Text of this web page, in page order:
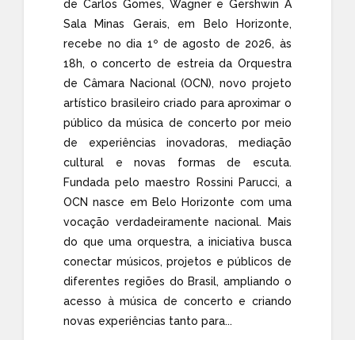
de Carlos Gomes, Wagner e Gershwin A
Sala Minas Gerais, em Belo Horizonte,
recebe no dia 1º de agosto de 2026, às
18h, o concerto de estreia da Orquestra
de Câmara Nacional (OCN), novo projeto
artístico brasileiro criado para aproximar o
público da música de concerto por meio
de experiências inovadoras, mediação
cultural e novas formas de escuta.
Fundada pelo maestro Rossini Parucci, a
OCN nasce em Belo Horizonte com uma
vocação verdadeiramente nacional. Mais
do que uma orquestra, a iniciativa busca
conectar músicos, projetos e públicos de
diferentes regiões do Brasil, ampliando o
acesso à música de concerto e criando
novas experiências tanto para...